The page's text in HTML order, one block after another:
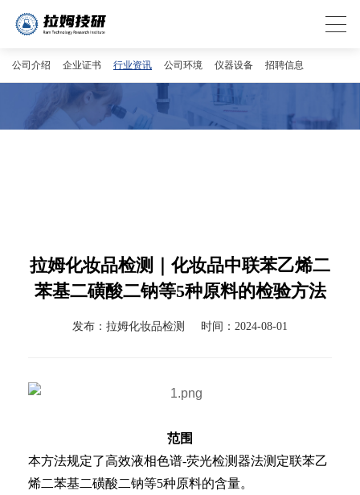
公司介绍 企业证书 行业资讯 公司环境 仪器设备 招聘信息
拉姆化妆品检测｜化妆品中联苯乙烯二
苯基二磺酸二钠等5种原料的检验方法
发布：拉姆化妆品检测 时间：2024-08-01
范围
本方法规定了高效液相色谱-荧光检测器法测定联苯乙
烯二苯基二磺酸二钠等5种原料的含量。